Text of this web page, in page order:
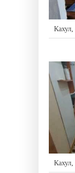
Кахул,
Кахул,